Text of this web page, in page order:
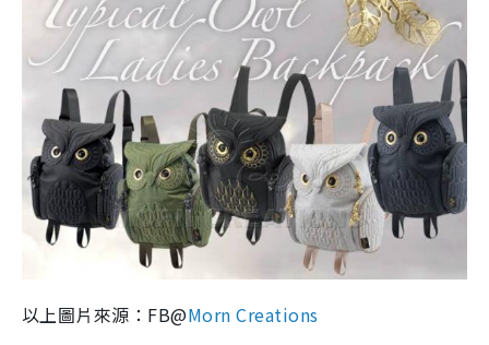
以上圖片來源：FB@Morn Creations